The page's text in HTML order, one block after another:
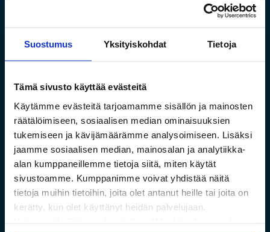
Suostumus Yksityiskohdat Tietoja
Tämä sivusto käyttää evästeitä
Käytämme evästeitä tarjoamamme sisällön ja mainosten
räätälöimiseen, sosiaalisen median ominaisuuksien
tukemiseen ja kävijämäärämme analysoimiseen. Lisäksi
jaamme sosiaalisen median, mainosalan ja analytiikka-
alan kumppaneillemme tietoja siitä, miten käytät
sivustoamme. Kumppanimme voivat yhdistää näitä
tietoja muihin tietoihin, joita olet antanut heille tai joita on
kerätty, kun olet käyttänyt heidän palvelujaan.